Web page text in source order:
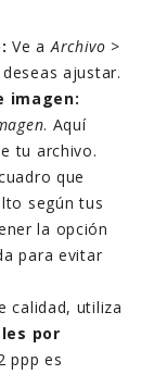
Ve a Archivo >
ajustar.
imagen:
. Aquí
tu archivo.
que
según tus
la opción
para evitar
calidad, utiliza
por
ppp es